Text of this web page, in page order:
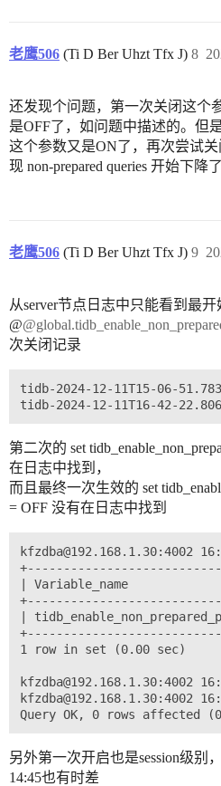
老鹰506 (Ti D Ber Uhzt Tfx J) 8
还发现个问题，第一次关闭这个
是OFF了，如问题中描述的。但
这个参数又是ON了，再次尝试
现 non-prepared queries 开始下降了
老鹰506 (Ti D Ber Uhzt Tfx J) 9
从server节点日志中只能看到最
@
次关闭记录
tidb-2024-12-11T15-06-
第二次的 set
在日志中找到，
而且最终一次生效的 set
= OFF 没有在日志中找到
kfzdba@192.168.1.30:4002
| Variable_name
|
1 row in set (0.00 sec)
kfzdba@192.168.1.30:4002
kfzdba@192.168.1.30:4002
另外第一次开启也是session级别
14:45也有时差